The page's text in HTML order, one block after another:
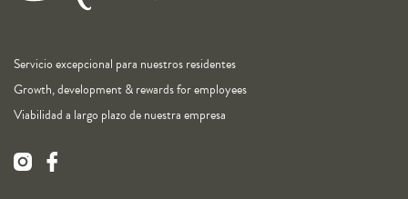
Servicio excepcional para nuestros residentes
Growth, development & rewards for employees
Viabilidad a largo plazo de nuestra empresa